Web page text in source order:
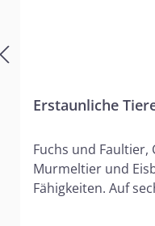
Erstaunliche
Fuchs und Faultier,
Murmeltier und
Fähigkeiten. Auf